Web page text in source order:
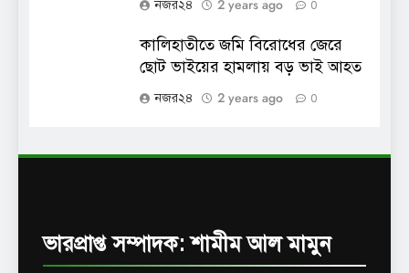
নজর২৪ 2 years ago 0
কালিহাতীতে জমি বিরোধের জেরে
ছোট ভাইয়ের হামলায় বড় ভাই আহত
নজর২৪ 2 years ago 0
ভারপ্রাপ্ত সম্পাদক: শামীম আল মামুন